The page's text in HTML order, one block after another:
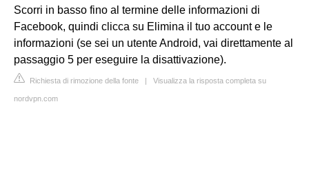
Scorri in basso fino al termine delle informazioni di
Facebook, quindi clicca su Elimina il tuo account e le
informazioni (se sei un utente Android, vai direttamente al
passaggio 5 per eseguire la disattivazione).
Richiesta di rimozione della fonte | Visualizza la risposta completa su
nordvpn.com